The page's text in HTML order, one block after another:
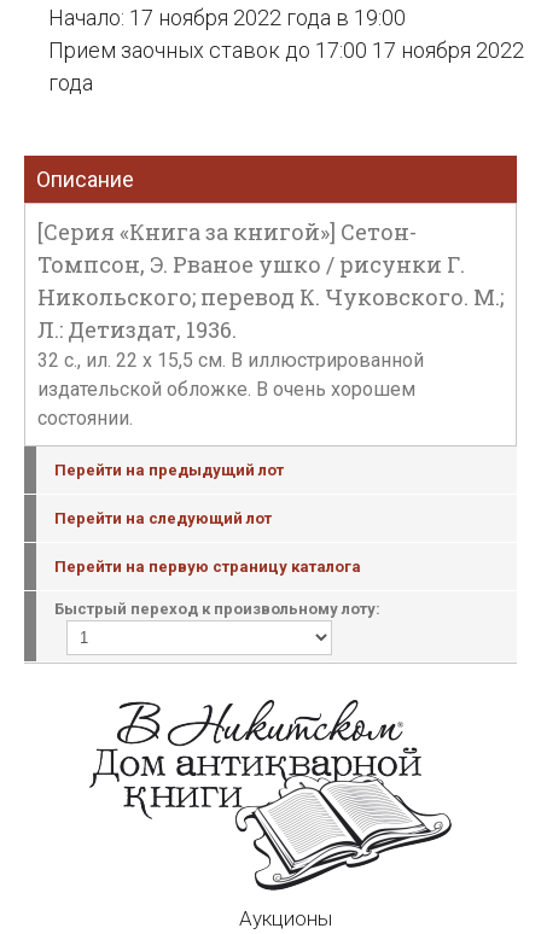
Начало: 17 ноября 2022 года в 19:00
Прием заочных ставок до 17:00 17 ноября 2022
года
Описание
[Серия «Книга за книгой»] Сетон-
Томпсон, Э. Рваное ушко / рисунки Г.
Никольского; перевод К. Чуковского. М.;
Л.: Детиздат, 1936.
32 с., ил. 22 х 15,5 см. В иллюстрированной
издательской обложке. В очень хорошем
состоянии.
Перейти на предыдущий лот
Перейти на следующий лот
Перейти на первую страницу каталога
Быстрый переход к произвольному лоту:
Аукционы